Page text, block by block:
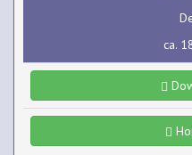
ca.